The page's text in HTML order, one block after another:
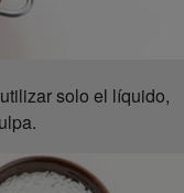
solo el líquido,